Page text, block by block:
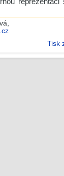
,
Tisk